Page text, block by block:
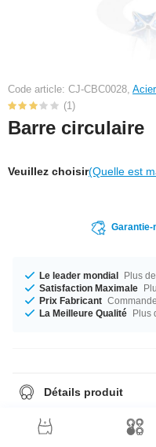
Code article: CJ-CBC0028,
(1)
Barre circulaire
Veuillez choisir(Quelle est
Le leader mondial Plus
Satisfaction Maximale
Prix Fabricant
La Meilleure Qualité Plus
Détails produit
1.2 mm au 1.6 mm. Disponible
mm. Qu'est-ce que tu attends ?